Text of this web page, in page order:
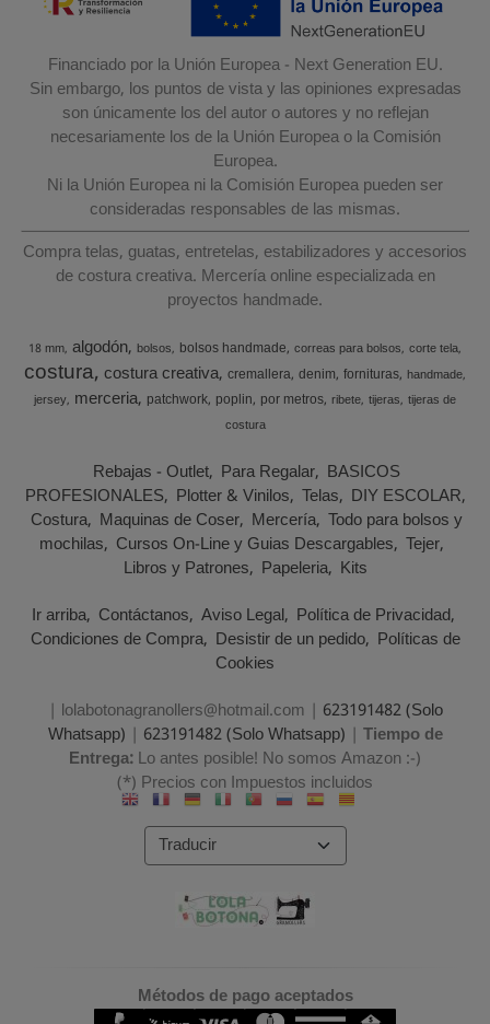
Financiado por la Unión Europea - Next Generation EU.
Sin embargo, los puntos de vista y las opiniones expresadas
son únicamente los del autor o autores y no reflejan
necesariamente los de la Unión Europea o la Comisión
Europea.
Ni la Unión Europea ni la Comisión Europea pueden ser
consideradas responsables de las mismas.
Compra telas, guatas, entretelas, estabilizadores y accesorios
de costura creativa. Mercería online especializada en
proyectos handmade.
18 mm algodón bolsos bolsos handmade correas para bolsos corte tela
costura costura creativa cremallera denim fornituras handmade
jersey merceria patchwork poplin por metros ribete tijeras tijeras de
costura
Rebajas - Outlet Para Regalar BASICOS
PROFESIONALES Plotter & Vinilos Telas DIY ESCOLAR
Costura Maquinas de Coser Mercería Todo para bolsos y
mochilas Cursos On-Line y Guias Descargables Tejer
Libros y Patrones Papeleria Kits
Ir arriba Contáctanos Aviso Legal Política de Privacidad
Condiciones de Compra Desistir de un pedido Políticas de
Cookies
| lolabotonagranollers@hotmail.com | 623191482 (Solo
Whatsapp) | 623191482 (Solo Whatsapp) | Tiempo de
Entrega:Lo antes posible! No somos Amazon :-)
(*) Precios con Impuestos incluidos
Métodos de pago aceptados